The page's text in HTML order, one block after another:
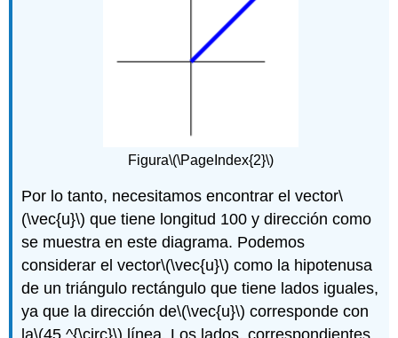
Figura\(\PageIndex{2}\)
Por lo tanto, necesitamos encontrar el vector\
(\vec{u}\) que tiene longitud 100 y dirección como
se muestra en este diagrama. Podemos
considerar el vector\(\vec{u}\) como la hipotenusa
de un triángulo rectángulo que tiene lados iguales,
ya que la dirección de\(\vec{u}\) corresponde con